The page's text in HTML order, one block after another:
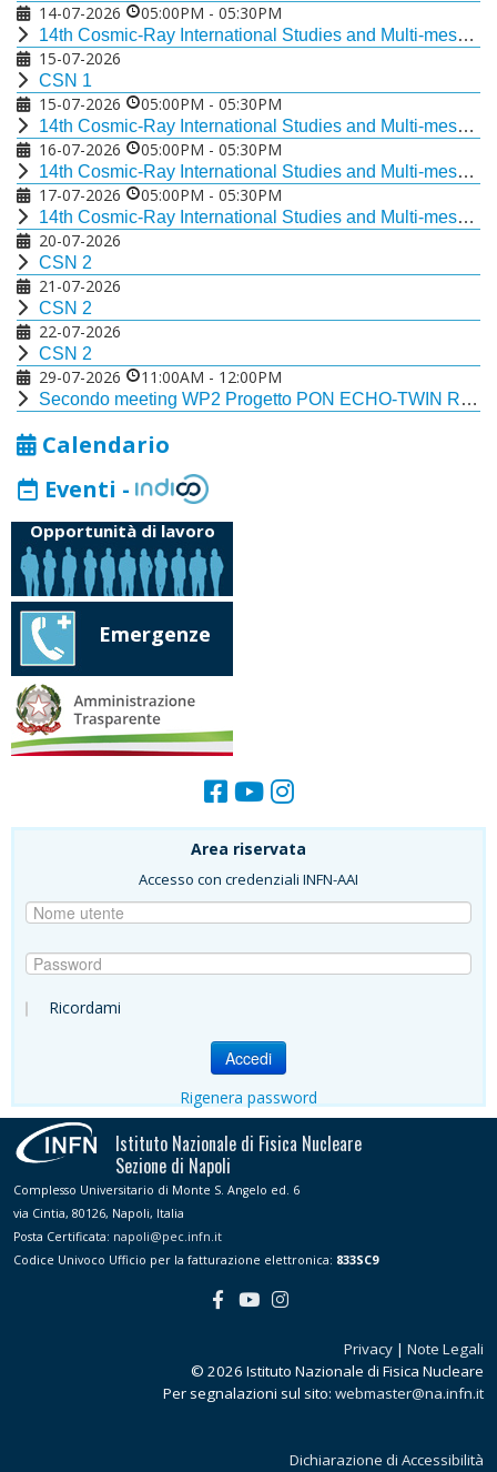
14-07-2026 05:00PM - 05:30PM
14th Cosmic-Ray International Studies and Multi-messenger Astroparticle Conference
15-07-2026
CSN 1
15-07-2026 05:00PM - 05:30PM
14th Cosmic-Ray International Studies and Multi-messenger Astroparticle Conference
16-07-2026 05:00PM - 05:30PM
14th Cosmic-Ray International Studies and Multi-messenger Astroparticle Conference
17-07-2026 05:00PM - 05:30PM
14th Cosmic-Ray International Studies and Multi-messenger Astroparticle Conference
20-07-2026
CSN 2
21-07-2026
CSN 2
22-07-2026
CSN 2
29-07-2026 11:00AM - 12:00PM
Secondo meeting WP2 Progetto PON ECHO-TWIN Rise
Calendario
Eventi -
Opportunità di lavoro
Emergenze
Area riservata
Accesso con credenziali INFN-AAI
Ricordami
Accedi
Rigenera password
Istituto Nazionale di Fisica Nucleare
Sezione di Napoli
Complesso Universitario di Monte S. Angelo ed. 6
via Cintia, 80126, Napoli, Italia
Posta Certificata: napoli@pec.infn.it
Codice Univoco Ufficio per la fatturazione elettronica: 833SC9
Privacy | Note Legali
© 2026 Istituto Nazionale di Fisica Nucleare
Per segnalazioni sul sito: webmaster@na.infn.it
Dichiarazione di Accessibilità